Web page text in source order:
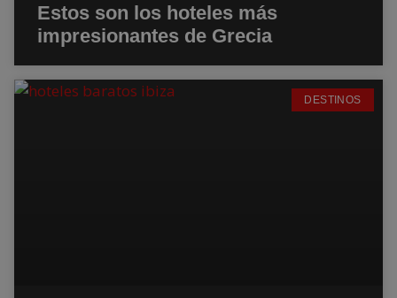
Estos son los hoteles más
impresionantes de Grecia
DESTINOS